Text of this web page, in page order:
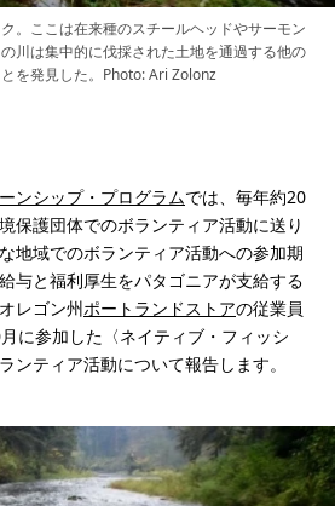
。ここは在来種のスチールヘッドやサーモン
川は集中的に伐採された土地を通過する他の
を発見した。Photo: Ari Zolonz
ンシップ・プログラムでは、毎年約20
保護団体でのボランティア活動に送り
地域でのボランティア活動への参加期
与と福利厚生をパタゴニアが支給する
レゴン州ポートランドストアの従業員
に参加した〈ネイティブ・フィッシ
ンティア活動について報告します。